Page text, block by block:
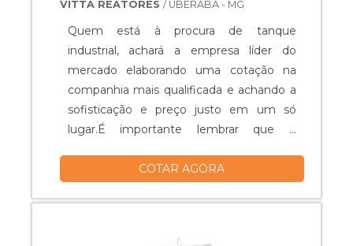
VITTA REATORES / UBERABA - MG
Quem está à procura de tanque
industrial, achará a empresa líder do
mercado elaborando uma cotação na
companhia mais qualificada e achando a
sofisticação e preço justo em um só
lugar.É importante lembrar que o
empresas especializadas. Esse tipo de
durabilidade dos materiais, além de evitar
COTAR AGORA